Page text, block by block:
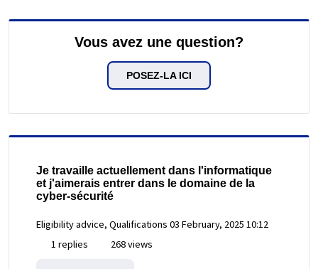
Vous avez une question?
POSEZ-LA ICI
Je travaille actuellement dans l'informatique
et j'aimerais entrer dans le domaine de la
cyber-sécurité
Eligibility advice, Qualifications 03 February, 2025 10:12
1 replies
268 views